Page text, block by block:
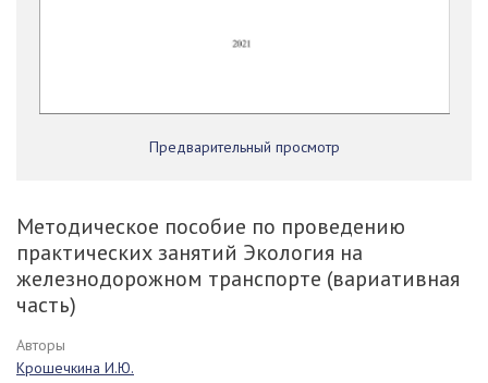
Предварительный просмотр
Методическое пособие по проведению
практических занятий Экология на
железнодорожном транспорте (вариативная
часть)
Авторы
Крошечкина И.Ю.